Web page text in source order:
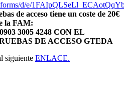
forms/d/e/
de acceso tiene un coste de 20€
la FAM:
3005 4248 CON EL
DE ACCESO GTEDA
siguiente ENLACE.